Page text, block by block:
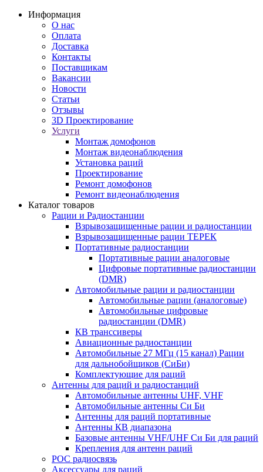
Информация
О нас
Оплата
Доставка
Контакты
Поставщикам
Вакансии
Новости
Статьи
Отзывы
3D Проектирование
Услуги
Монтаж домофонов
Монтаж видеонаблюдения
Установка раций
Проектирование
Ремонт домофонов
Ремонт видеонаблюдения
Каталог товаров
Рации и Радиостанции
Взрывозащищенные рации и радиостанции
Взрывозащищенные рации ТЕРЕК
Портативные радиостанции
Портативные рации аналоговые
Цифровые портативные радиостанции
(DMR)
Автомобильные рации и радиостанции
Автомобильные рации (аналоговые)
Автомобильные цифровые
радиостанции (DMR)
КВ транссиверы
Авиационные радиостанции
Автомобильные 27 МГц (15 канал) Рации
для дальнобойщиков (СиБи)
Комплектующие для раций
Антенны для раций и радиостанций
Автомобильные антенны UHF, VHF
Автомобильные антенны Си Би
Антенны для раций портативные
Антенны КВ диапазона
Базовые антенны VHF/UHF Си Би для раций
Крепления для антенн раций
POC радиосвязь
Аксессуары для раций